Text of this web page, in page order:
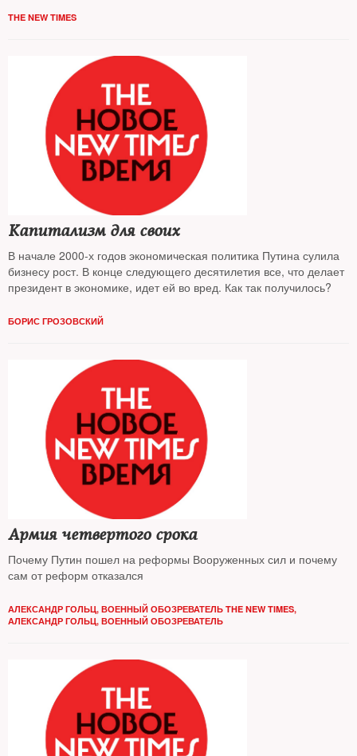
THE NEW TIMES
Капитализм для своих
В начале 2000-х годов экономическая политика Путина сулила
бизнесу рост. В конце следующего десятилетия все, что делает
президент в экономике, идет ей во вред. Как так получилось?
БОРИС ГРОЗОВСКИЙ
Армия четвертого срока
Почему Путин пошел на реформы Вооруженных сил и почему
сам от реформ отказался
АЛЕКСАНДР ГОЛЬЦ, ВОЕННЫЙ ОБОЗРЕВАТЕЛЬ THE NEW TIMES,
АЛЕКСАНДР ГОЛЬЦ, ВОЕННЫЙ ОБОЗРЕВАТЕЛЬ